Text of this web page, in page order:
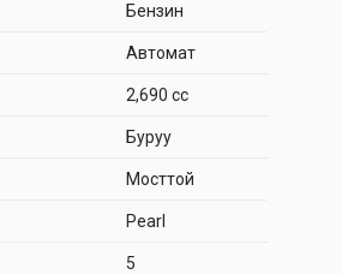
Бензин
Автомат
2,690 cc
Буруу
Мосттой
Pearl
5